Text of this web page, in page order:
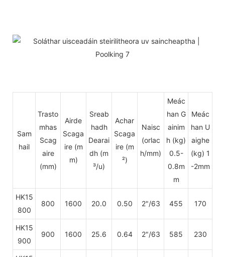
Sam
hail
Trasto
mhas
Scag
aire
(mm)
Airde
Scaga
ire (m
m)
Sreab
hadh
Dearai
dh (m
³/u)
Achar
Scaga
ire (m
²)
Naisc
(orlac
h/mm)
Meác
han G
ainim
h (kg)
0.5-
0.8m
m
Meác
han U
aighe
(kg) 1
-2mm
HK15
800
800 1600 20.0 0.50 2"/63 455 170
HK15
900
900 1600 25.6 0.64 2"/63 585 230